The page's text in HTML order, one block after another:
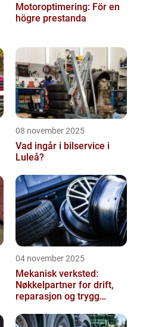
Motoroptimering: För en
högre prestanda
08 november 2025
Vad ingår i bilservice i
Luleå?
04 november 2025
Mekanisk verksted:
Nøkkelpartner for drift,
reparasjon og trygg